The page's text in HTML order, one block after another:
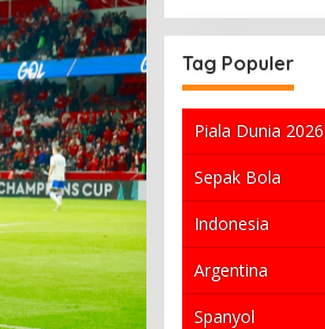
Tag Populer
Piala Dunia 2026
Sepak Bola
Indonesia
Argentina
Spanyol